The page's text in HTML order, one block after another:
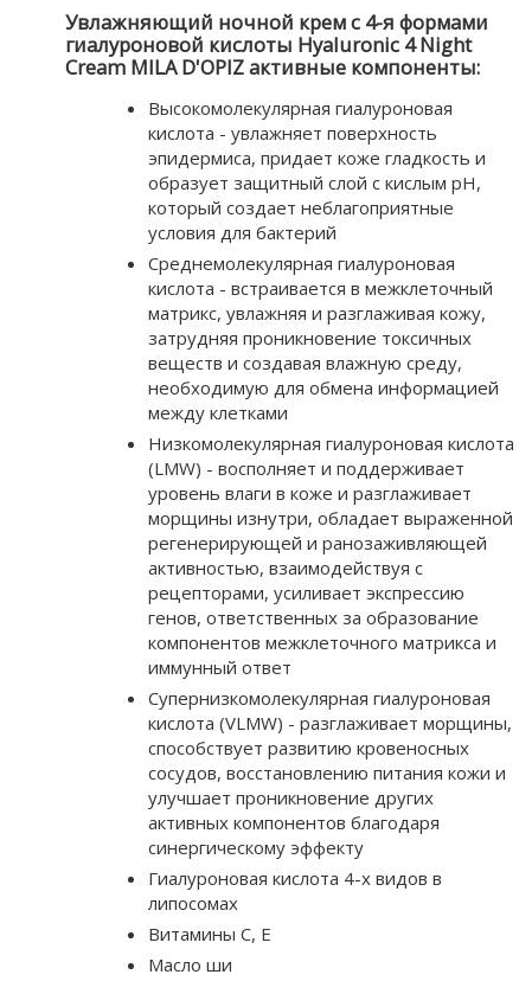
Увлажняющий ночной крем с 4-я формами
гиалуроновой кислоты Hyaluronic 4 Night
Cream MILA D'OPIZ активные компоненты:
Высокомолекулярная гиалуроновая
кислота - увлажняет поверхность
эпидермиса, придает коже гладкость и
образует защитный слой с кислым рН,
который создает неблагоприятные
условия для бактерий
Среднемолекулярная гиалуроновая
кислота - встраивается в межклеточный
матрикс, увлажняя и разглаживая кожу,
затрудняя проникновение токсичных
веществ и создавая влажную среду,
необходимую для обмена информацией
между клетками
Низкомолекулярная гиалуроновая кислота
(LMW) - восполняет и поддерживает
уровень влаги в коже и разглаживает
морщины изнутри, обладает выраженной
регенерирующей и ранозаживляющей
активностью, взаимодействуя с
рецепторами, усиливает экспрессию
генов, ответственных за образование
компонентов межклеточного матрикса и
иммунный ответ
Супернизкомолекулярная гиалуроновая
кислота (VLMW) - разглаживает морщины,
способствует развитию кровеносных
сосудов, восстановлению питания кожи и
улучшает проникновение других
активных компонентов благодаря
синергическому эффекту
Гиалуроновая кислота 4-х видов в
липосомах
Витамины С, Е
Масло ши